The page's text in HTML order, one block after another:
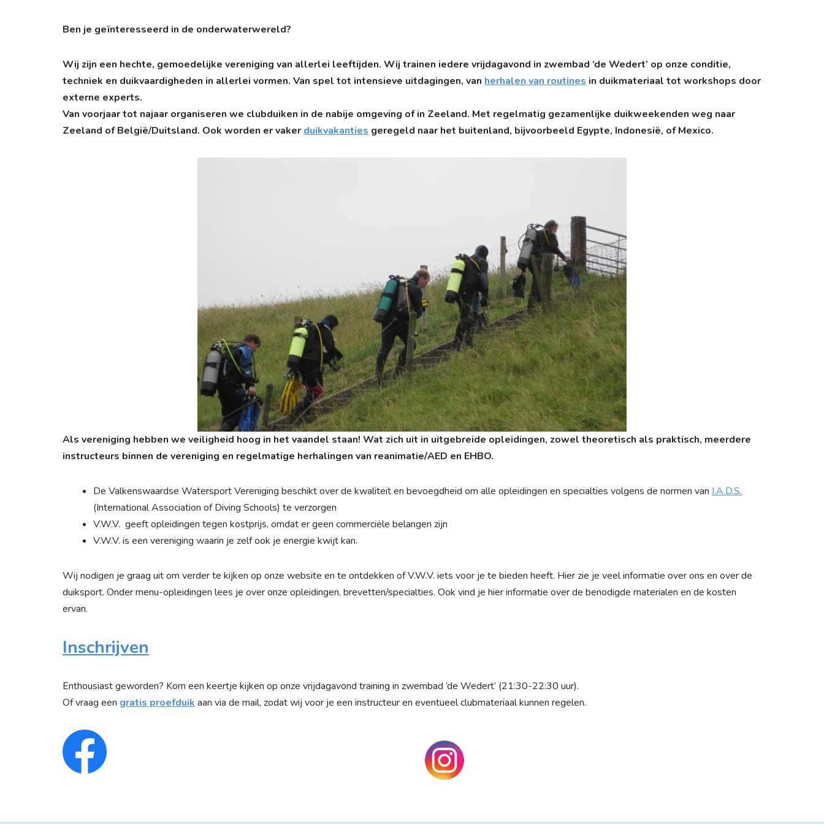
Ben je geïnteresseerd in de onderwaterwereld?
Wij zijn een hechte, gemoedelijke vereniging van allerlei leeftijden. Wij trainen iedere vrijdagavond in zwembad ‘de Wedert’ op onze conditie,
techniek en duikvaardigheden in allerlei vormen. Van spel tot intensieve uitdagingen, van herhalen van routines in duikmateriaal tot workshops door
externe experts.
Van voorjaar tot najaar organiseren we clubduiken in de nabije omgeving of in Zeeland. Met regelmatig gezamenlijke duikweekenden weg naar
Zeeland of België/Duitsland. Ook worden er vaker duikvakanties geregeld naar het buitenland, bijvoorbeeld Egypte, Indonesië, of Mexico.
Als vereniging hebben we veiligheid hoog in het vaandel staan! Wat zich uit in uitgebreide opleidingen, zowel theoretisch als praktisch, meerdere
instructeurs binnen de vereniging en regelmatige herhalingen van reanimatie/AED en EHBO.
De Valkenswaardse Watersport Vereniging beschikt over de kwaliteit en bevoegdheid om alle opleidingen en specialties volgens de normen van I.A.D.S.
(International Association of Diving Schools) te verzorgen
V.W.V. geeft opleidingen tegen kostprijs, omdat er geen commerciële belangen zijn
V.W.V. is een vereniging waarin je zelf ook je energie kwijt kan.
Wij nodigen je graag uit om verder te kijken op onze website en te ontdekken of V.W.V. iets voor je te bieden heeft. Hier zie je veel informatie over ons en over de
duiksport. Onder menu-opleidingen lees je over onze opleidingen, brevetten/specialties. Ook vind je hier informatie over de benodigde materialen en de kosten
ervan.
Inschrijven
Enthousiast geworden? Kom een keertje kijken op onze vrijdagavond training in zwembad ‘de Wedert’ (21:30-22:30 uur).
Of vraag een gratis proefduik aan via de mail, zodat wij voor je een instructeur en eventueel clubmateriaal kunnen regelen.